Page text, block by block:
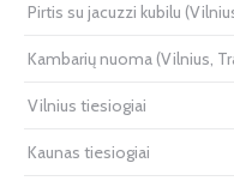
Pirtis su jacuzzi kubilu
Kambarių nuoma (Vilnius,
Vilnius tiesiogiai
Kaunas tiesiogiai